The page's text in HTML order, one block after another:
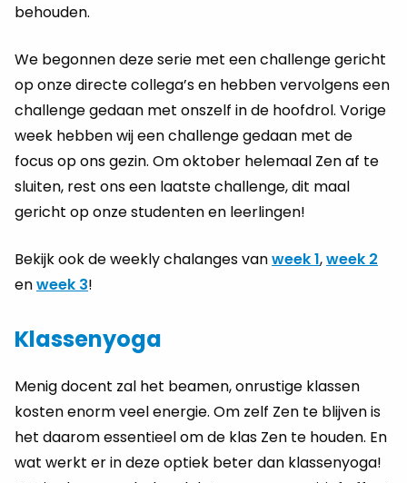
behouden.
We begonnen deze serie met een challenge gericht
op onze directe collega’s en hebben vervolgens een
challenge gedaan met onszelf in de hoofdrol. Vorige
week hebben wij een challenge gedaan met de
focus op ons gezin. Om oktober helemaal Zen af te
sluiten, rest ons een laatste challenge, dit maal
gericht op onze studenten en leerlingen!
Bekijk ook de weekly chalanges vanweek 1,week 2
enweek 3!
Klassenyoga
Menig docent zal het beamen, onrustige klassen
kosten enorm veel energie. Om zelf Zen te blijven is
het daarom essentieel om de klas Zen te houden. En
wat werkt er in deze optiek beter dan klassenyoga!